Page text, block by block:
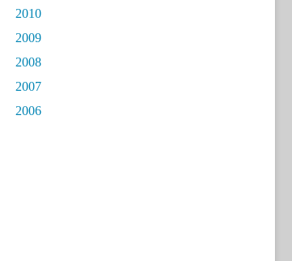
2010
2009
2008
2007
2006